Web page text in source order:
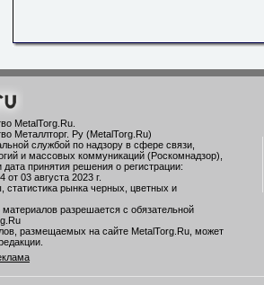
MetalTorg.Ru
Металлторг. Ру (MetalTorg.Ru)
службой по надзору в сфере связи,
и массовых коммуникаций (Роскомнадзор),
принятия решения о регистрации:
03 августа 2023 г.
статистика рынка черных, цветных и
разрешается с обязательной
размещаемых на сайте MetalTorg.Ru, может